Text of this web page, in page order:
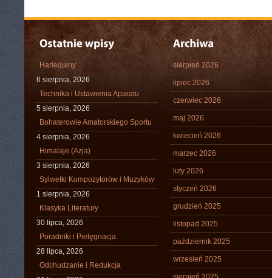
Harlequiny
6 sierpnia, 2026
Technika i Ustawienia Aparatu
5 sierpnia, 2026
Bohaterowie Amatorskiego Sportu
4 sierpnia, 2026
Himalaje (Azja)
3 sierpnia, 2026
Sylwetki Kompozytorów i Muzyków
1 sierpnia, 2026
Klasyka Literatury
30 lipca, 2026
Poradniki i Pielęgnacja
28 lipca, 2026
Odchudzanie i Redukcja
sierpień 2026
lipiec 2026
czerwiec 2026
maj 2026
kwiecień 2026
marzec 2026
luty 2026
styczeń 2026
grudzień 2025
listopad 2025
październik 2025
wrzesień 2025